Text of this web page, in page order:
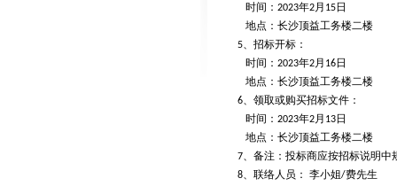
时间： 2023年2月 15日
地点：长沙顶益工务楼二楼
5、招标开标：
时间： 2023年2月 16日
地点：长沙顶益工务楼二楼
6、领取或购买招标文件：
时间： 2023年2月 13日
地点：长沙顶益工务楼二楼
7、备注：投标商应按招标说明
8、联络人员： 李小姐/费先生